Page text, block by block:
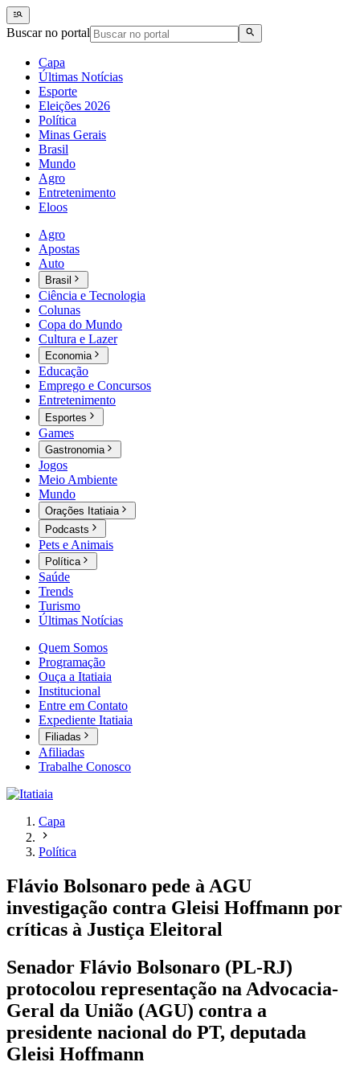
Buscar no portal
Capa
Últimas Notícias
Esporte
Eleições 2026
Política
Minas Gerais
Brasil
Mundo
Agro
Entretenimento
Eloos
Agro
Apostas
Auto
Brasil
Ciência e Tecnologia
Colunas
Copa do Mundo
Cultura e Lazer
Economia
Educação
Emprego e Concursos
Entretenimento
Esportes
Games
Gastronomia
Jogos
Meio Ambiente
Mundo
Orações Itatiaia
Podcasts
Pets e Animais
Política
Saúde
Trends
Turismo
Últimas Notícias
Quem Somos
Programação
Ouça a Itatiaia
Institucional
Entre em Contato
Expediente Itatiaia
Filiadas
Afiliadas
Trabalhe Conosco
Capa
Política
Flávio Bolsonaro pede à AGU
investigação contra Gleisi Hoffmann por
críticas à Justiça Eleitoral
Senador Flávio Bolsonaro (PL-RJ)
protocolou representação na Advocacia-
Geral da União (AGU) contra a
presidente nacional do PT, deputada
Gleisi Hoffmann